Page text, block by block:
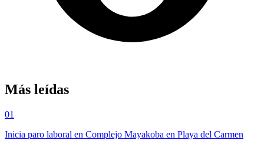
Más leídas
01
Inicia paro laboral en Complejo Mayakoba en Playa del Carmen